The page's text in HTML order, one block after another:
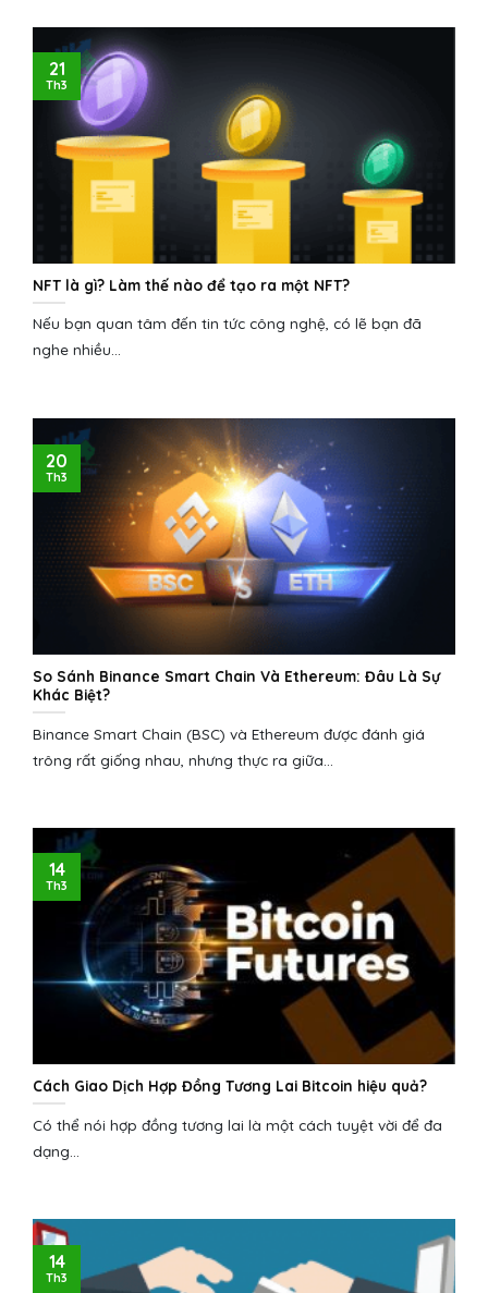
NFT là gì? Làm thế nào để tạo ra một NFT?
Nếu bạn quan tâm đến tin tức công nghệ, có lẽ bạn đã
nghe nhiều...
21
Th3
So Sánh Binance Smart Chain Và Ethereum: Đâu Là Sự
Khác Biệt?
Binance Smart Chain (BSC) và Ethereum được đánh giá
trông rất giống nhau, nhưng thực ra giữa...
20
Th3
Cách Giao Dịch Hợp Đồng Tương Lai Bitcoin hiệu quả?
Có thể nói hợp đồng tương lai là một cách tuyệt vời để đa
dạng...
14
Th3
14
Th3